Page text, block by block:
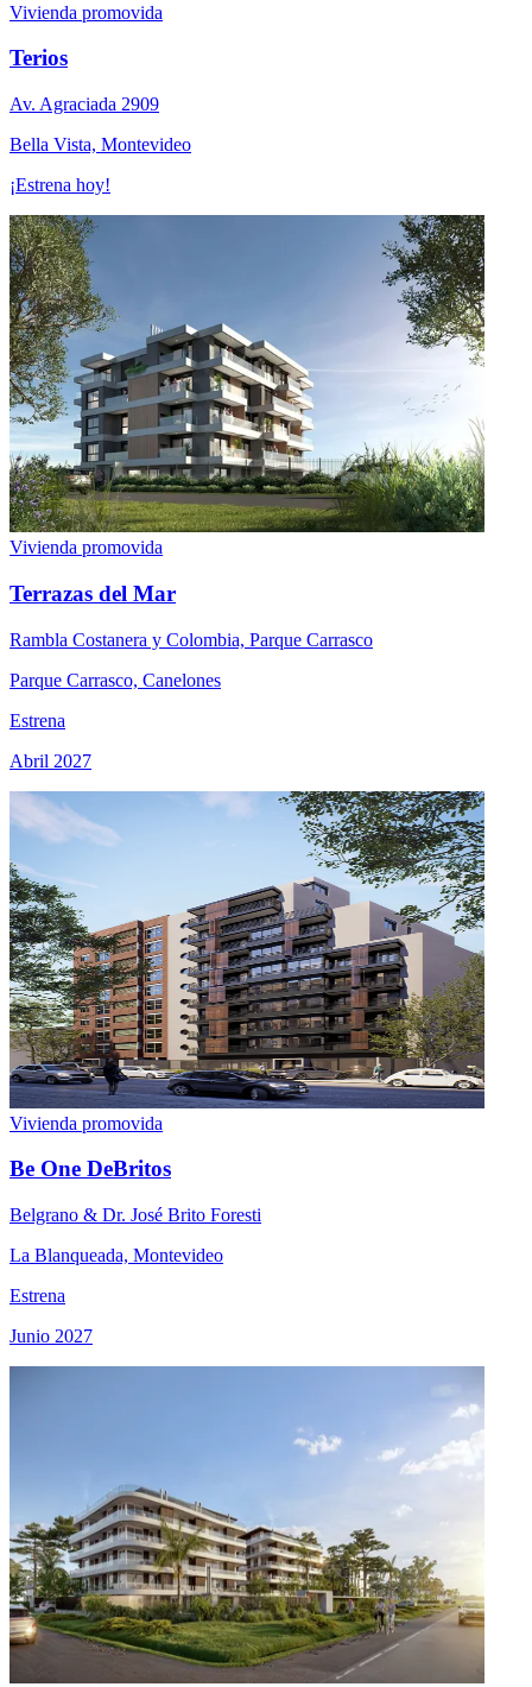
Vivienda promovida
Terios
Av. Agraciada 2909
Bella Vista, Montevideo
¡Estrena hoy!
Vivienda promovida
Terrazas del Mar
Rambla Costanera y Colombia, Parque Carrasco
Parque Carrasco, Canelones
Estrena
Abril 2027
Vivienda promovida
Be One DeBritos
Belgrano & Dr. José Brito Foresti
La Blanqueada, Montevideo
Estrena
Junio 2027